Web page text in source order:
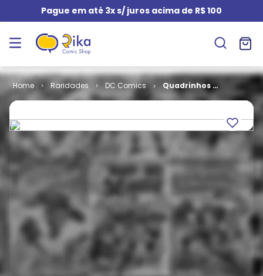
Pague em até 3x s/ juros acima de R$ 100
Raridades DC Comics
Quadrinhos -
1ª Série - Os
10